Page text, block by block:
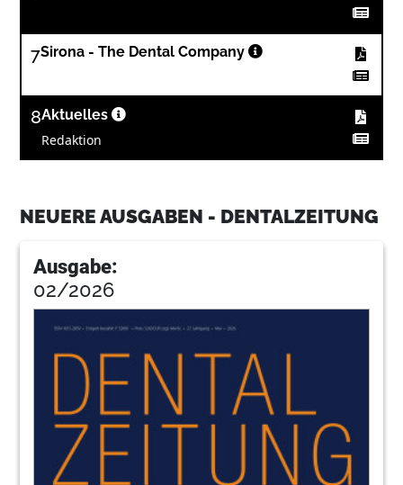
7Sirona - The Dental Company
8Aktuelles
Redaktion
voller Erfolg
Stephanie Josst/Köln
Bundesverband Dentalhandel e.V. (BVD):
„Einfach nur treiben lassen“
Lutz Müller, BVD Präsident
W&H Deutschland GmbH
NEUERE AUSGABEN - DENTALZEITUNG
Ausgabe:
02/2026